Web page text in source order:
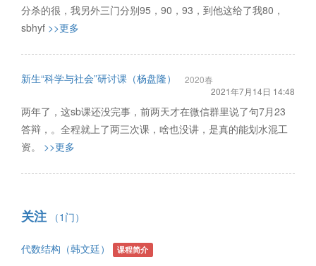
分杀的很，我另外三门分别95，90，93，到他这给了我80，
sbhyf >>更多
新生“科学与社会”研讨课（杨盘隆）
2020春
2021年7月14日 14:48
两年了，这sb课还没完事，前两天才在微信群里说了句7月23
答辩，。全程就上了两三次课，啥也没讲，是真的能划水混工
资。 >>更多
关注 （1门）
代数结构（韩文廷） 课程简介